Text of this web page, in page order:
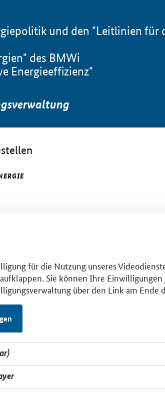
und den "Leitlinien für
des BMWi
Energieeffizienz"
für die Nutzung unseres
Sie können Ihre
über den Link am Ende